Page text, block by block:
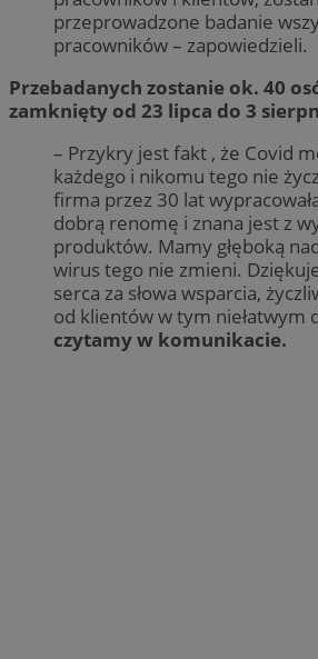
przeprowadzone badanie
pracowników – zapowiedzieli.
Przebadanych zostanie ok. 40
zamknięty od 23 lipca do 3
– Przykry jest fakt , że Covid
każdego i nikomu tego nie
firma przez 30 lat
dobrą renomę i znana jest z
produktów. Mamy głęboką
wirus tego nie zmieni.
serca za słowa wsparcia,
od klientów w tym niełatwym
czytamy w komunikacie.